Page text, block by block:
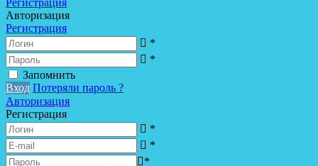
Авторизация
Регистрация
*
*
Запомнить
Вход Потеряли пароль ?
Авторизация
Регистрация
*
*
*